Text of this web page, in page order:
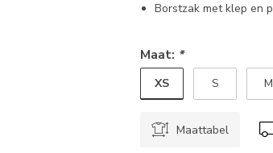
Borstzak met klep en
Maat: *
XS S M
Maattabel